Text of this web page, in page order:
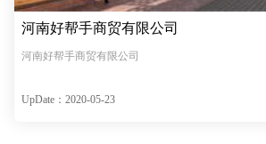
河南好帮手商贸有限公司
河南好帮手商贸有限公司
UpDate：2020-05-23